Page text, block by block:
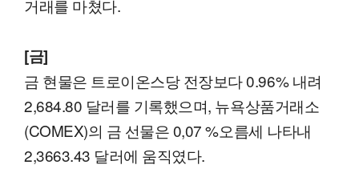
거래를 마쳤다.
[금]
금 현물은 트로이온스당 전장보다 0.96% 내려
2,684.80 달러를 기록했으며, 뉴욕상품거래소
(COMEX)의 금 선물은 0,07 %오름세 나타내
2,3663.43 달러에 움직였다.